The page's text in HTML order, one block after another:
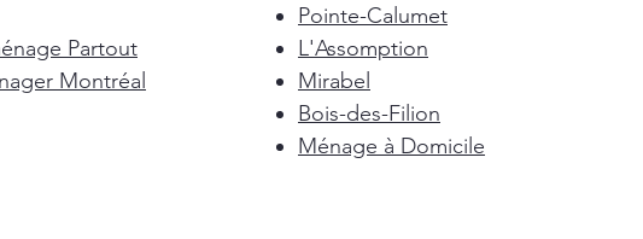
Partout
Montréal
Pointe-Calumet
L'Assomption
Mirabel
Bois-des-Filion
Ménage à Domicile